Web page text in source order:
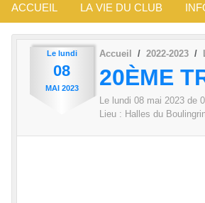
ACCUEIL LA VIE DU CLUB
Le lundi
08
MAI 2023
Accueil 2022-2023
20ÈME
Le lundi 08 mai 2023 de
Lieu : Halles du